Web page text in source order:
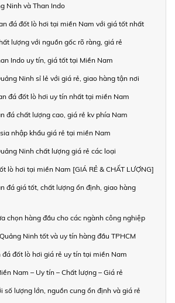
Ninh và Than Indo
đá đốt lò hơi tại miền Nam với giá tốt nhất
lượng với nguồn gốc rõ ràng, giá rẻ
Indo uy tín, giá tốt tại Miền Nam
Ninh sỉ lẻ với giá rẻ, giao hàng tận nơi
đá đốt lò hơi uy tín nhất tại miền Nam
đá chất lượng cao, giá rẻ kv phía Nam
nhập khẩu giá rẻ tại miền Nam
Ninh chất lượng giá rẻ các loại
lò hơi tại miền Nam [GIÁ RẺ & CHẤT LƯỢNG]
đá giá tốt, chất lượng ổn định, giao hàng
chọn hàng đầu cho các ngành công nghiệp
Ninh tốt và uy tín hàng đầu TPHCM
đốt lò hơi giá rẻ uy tín tại miền Nam
Nam – Uy tín – Chất lượng – Giá rẻ
số lượng lớn, nguồn cung ổn định và giá rẻ